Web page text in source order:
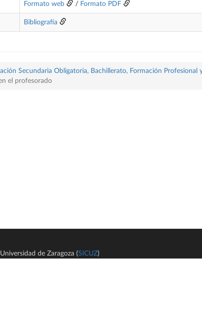
Formato web / Formato PDF
Bibliografía
Secundaria Obligatoria, Bachillerato, Formación
el profesorado
de Zaragoza (SICUZ)